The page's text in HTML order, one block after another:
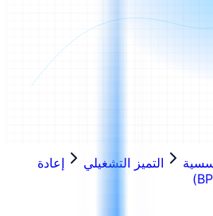
التميز التشغيلي
إعادة